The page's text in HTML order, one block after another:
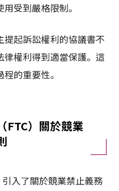
受到嚴格限制。
起訴訟權利的協議書不
權利得到適當保護。這
的重要性。
FTC）關於競業
入了關於競業禁止義務